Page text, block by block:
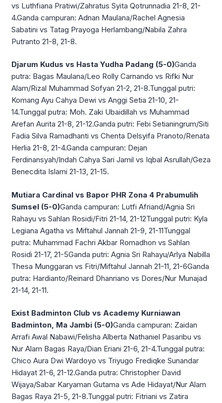
vs Luthfiana Pratiwi/Zahratus Syita Qotrunnadia 21-8, 21-
4.Ganda campuran: Adnan Maulana/Rachel Agnesia
Sabatini vs Tatag Prayoga Herlambang/Nabila Zahra
Putranto 21-8, 21-8.
Djarum Kudus vs Hasta Yudha Padang (5-0)Ganda
putra: Bagas Maulana/Leo Rolly Carnando vs Rifki Nur
Alam/Rizal Muhammad Sofyan 21-2, 21-8.Tunggal putri:
Komang Ayu Cahya Dewi vs Anggi Setia 21-10, 21-
14.Tunggal putra: Moh. Zaki Ubaidillah vs Muhammad
Arefan Aurita 21-8, 21-12.Ganda putri: Febi Setianingrum/Siti
Fadia Silva Ramadhanti vs Chenta Delsyifa Pranoto/Renata
Herlia 21-8, 21-4.Ganda campuran: Dejan
Ferdinansyah/Indah Cahya Sari Jamil vs Iqbal Asrullah/Geza
Benecdita Islami 21-13, 21-15.
Mutiara Cardinal vs Bapor PHR Zona 4 Prabumulih
Sumsel (5-0)Ganda campuran: Lutfi Afriand/Agnia Sri
Rahayu vs Sahlan Rosidi/Fitri 21-14, 21-12Tunggal putri: Kyla
Legiana Agatha vs Miftahul Jannah 21-9, 21-11Tunggal
putra: Muhammad Fachri Akbar Romadhon vs Sahlan
Rosidi 21-17, 21-5Ganda putri: Agnia Sri Rahayu/Arlya Nabilla
Thesa Munggaran vs Fitri/Miftahul Jannah 21-11, 21-6Ganda
putra: Hardianto/Reinard Dhanriano vs Dores/Nur Munajad
21-14, 21-11.
Exist Badminton Club vs Academy Kurniawan
Badminton, Ma Jambi (5-0)Ganda campuran: Zaidan
Arrafi Awal Nabawi/Felisha Alberta Nathaniel Pasaribu vs
Nur Alam Bagas Raya/Dian Eriani 21-6, 21-4.Tunggal putra:
Chico Aura Dwi Wardoyo vs Triyugo Frediqke Sunandar
Hidayat 21-6, 21-12.Ganda putra: Christopher David
Wijaya/Sabar Karyaman Gutama vs Ade Hidayat/Nur Alam
Bagas Raya 21-5, 21-8.Tunggal putri: Fitriani vs Zatira